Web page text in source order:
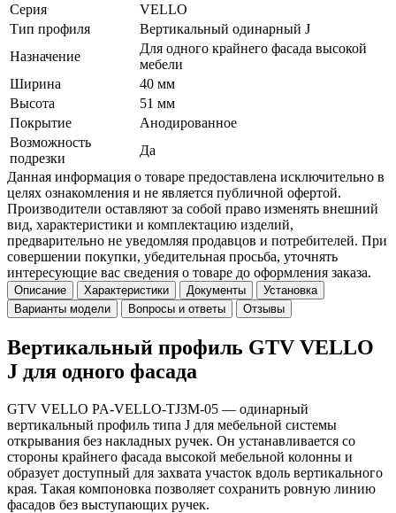
Серия
VELLO
Тип профиля
Вертикальный одинарный J
Назначение
Для одного крайнего фасада высокой
мебели
Ширина
40 мм
Высота
51 мм
Покрытие
Анодированное
Возможность
подрезки
Да
Данная информация о товаре предоставлена исключительно в
целях ознакомления и не является публичной офертой.
Производители оставляют за собой право изменять внешний
вид, характеристики и комплектацию изделий,
предварительно не уведомляя продавцов и потребителей. При
совершении покупки, убедительная просьба, уточнять
интересующие вас сведения о товаре до оформления заказа.
Описание Характеристики Документы
Установка
Варианты модели
Вопросы и ответы Отзывы
Вертикальный профиль GTV VELLO
J для одного фасада
GTV VELLO PA-VELLO-TJ3M-05 — одинарный
вертикальный профиль типа J для мебельной системы
открывания без накладных ручек. Он устанавливается со
стороны крайнего фасада высокой мебельной колонны и
образует доступный для захвата участок вдоль вертикального
края. Такая компоновка позволяет сохранить ровную линию
фасадов без выступающих ручек.